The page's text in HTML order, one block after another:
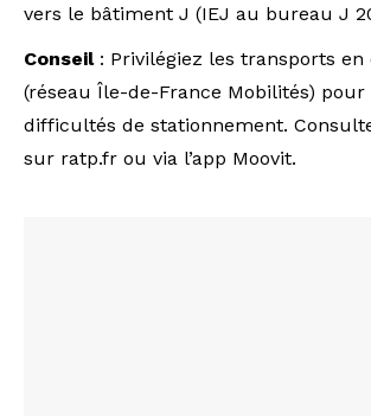
vers le bâtiment J (IEJ au bureau J
Conseil: Privilégiez les transports en
(réseau Île-de-France Mobilités) pour
difficultés de stationnement.
sur ratp.fr ou via l’app Moovit.